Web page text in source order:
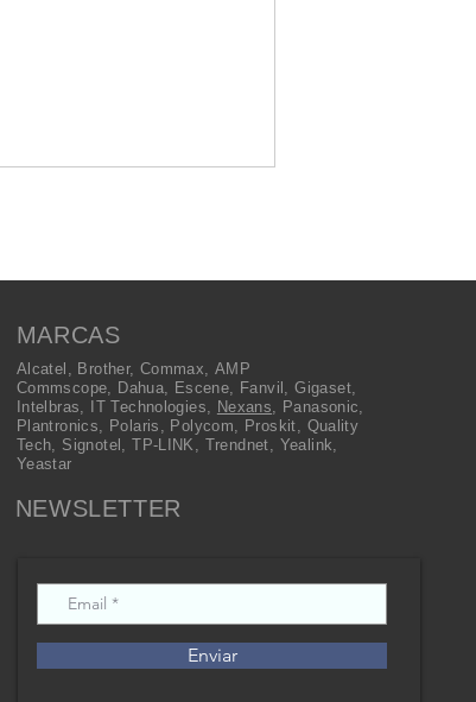
MARCAS
Alcatel , Brother, Commax,AMP
Commscope, Dahua, Escene, Fanvil ,Gigaset,
Intelbras, IT Technologies, Nexans, Panasonic,
Plantronics, Polaris , Polycom, Proskit, Quality
Tech, Signotel ,TP-LINK , Trendnet, Yealink,
Yeastar
NEWSLETTER
Enviar